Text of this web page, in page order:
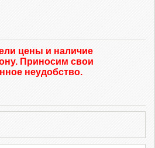
цены и наличие
Приносим свои
неудобство.